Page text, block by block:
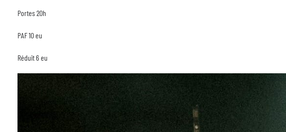
Portes 20h
PAF 10 eu
Réduit 6 eu